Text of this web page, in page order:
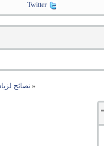
Twitter
« نصائح